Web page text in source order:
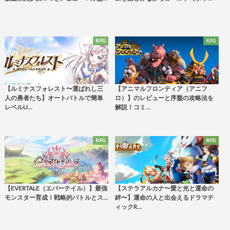
RPG
【ルミナスフォレスト〜選ばれし三
人の勇者たち】オートバトルで簡単
レベルU…
RPG
【アニマルフロンティア（アニフ
ロ）】のレビューと序盤の攻略法を
解説！コミ…
RPG
【EVERTALE（エバーテイル）】最強
モンスター育成！戦略的バトルとス…
RPG
【ステラアルカナ〜愛と光と運命の
絆〜】運命の人と出会えるドラマテ
ィックR…